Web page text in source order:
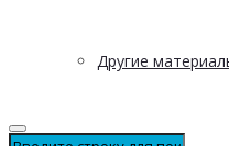
Другие